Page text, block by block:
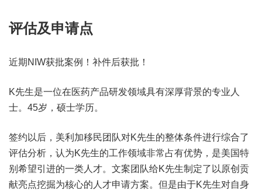
评估及申请点
近期NIW获批案例！补件后获批！
K先生是一位在医药产品研发领域具有深厚背景的专业人
士。45岁，硕士学历。
签约以后，美利加移民团队对K先生的整体条件进行综合了
评估分析，认为K先生的工作领域非常占有优势，是美国特
别希望引进的一类人才。文案团队给K先生制定了以原创贡
献亮点挖掘为核心的人才申请方案。但是由于K先生对自身